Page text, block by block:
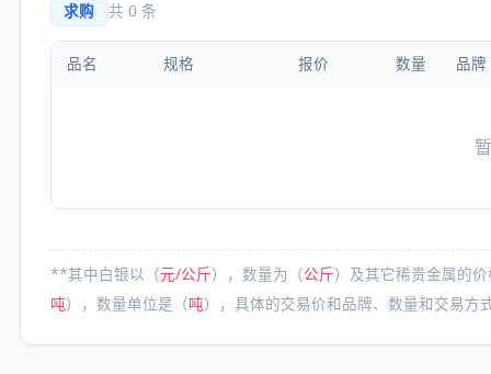
求购 共 0 条
品名 规格 报价 数量 品牌
**其中白银以（元/公斤），数量为（公斤）及其它稀贵金属的
吨），数量单位是（吨），具体的交易价和品牌、数量和交易方